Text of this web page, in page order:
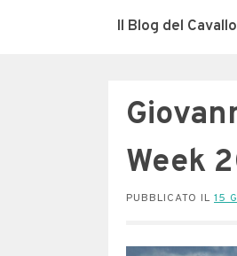
Il Blog del Cavallo
Week
PUBBLICATO IL 15